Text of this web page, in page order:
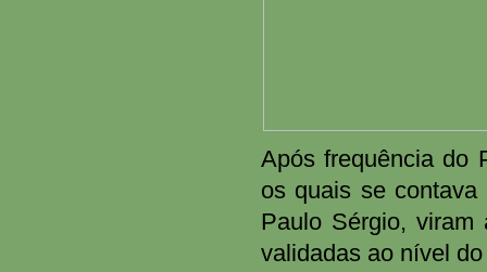
Após frequência do
os quais se
Paulo Sérgio, viram
validadas ao nível